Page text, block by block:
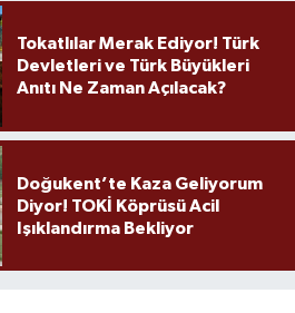
Tokatlılar Merak Ediyor! Türk
Devletleri ve Türk Büyükleri
Anıtı Ne Zaman Açılacak?
Doğukent’te Kaza Geliyorum
Diyor! TOKİ Köprüsü Acil
Işıklandırma Bekliyor